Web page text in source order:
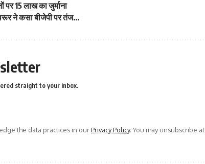
पर 15 लाख का जुर्माना
ने कसा बीजेपी पर तंज…
straight to your inbox.
the data practices in ourPrivacy Policy. You may unsubscribe at